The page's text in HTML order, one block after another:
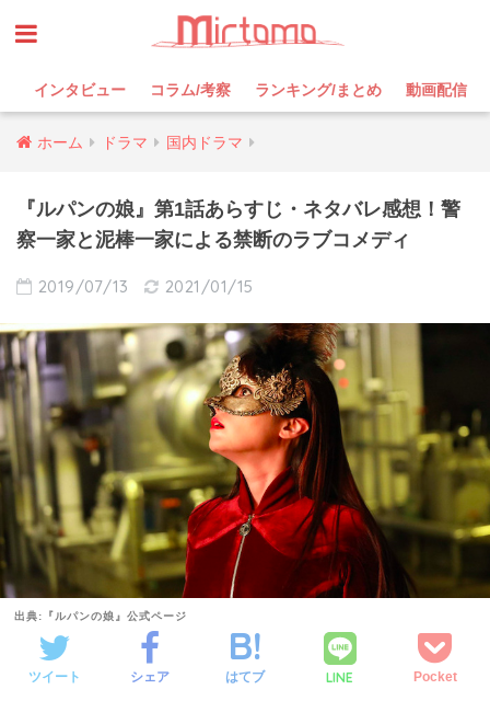
インタビュー コラム/考察 ランキング/まとめ 動画配信
ホーム ドラマ 国内ドラマ
『ルパンの娘』第1話あらすじ・ネタバレ感想！警
察一家と泥棒一家による禁断のラブコメディ
2019/07/13 2021/01/15
出典:『ルパンの娘』公式ページ
ツイート シェア はてブ LINE Pocket